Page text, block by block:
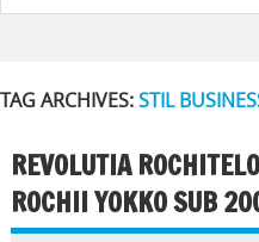
TAG ARCHIVES:STIL
REVOLUTIA
ROCHII YOKKO SUB